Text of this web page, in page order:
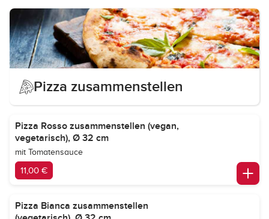
Pizza zusammenstellen
Pizza Rosso zusammenstellen (vegan,
vegetarisch), Ø 32 cm
mit Tomatensauce
11,00 €
Pizza Bianca zusammenstellen